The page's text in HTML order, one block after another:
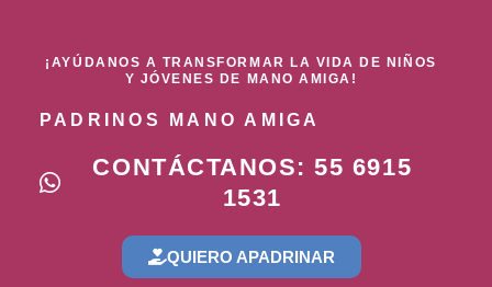
¡AYÚDANOS A TRANSFORMAR LA VIDA DE NIÑOS
Y JÓVENES DE MANO AMIGA!
PADRINOS MANO AMIGA
CONTÁCTANOS: 55 6915
1531
QUIERO APADRINAR